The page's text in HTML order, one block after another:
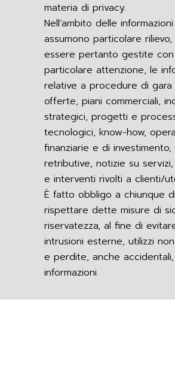
materia di privacy.
Nell’ambito delle
assumono particolare
essere pertanto gestite con
particolare attenzione, le
relative a procedure di gara
offerte, piani commerciali,
strategici, progetti e
tecnologici, know-how,
finanziarie e di
retributive, notizie su
e interventi rivolti a clienti/
È fatto obbligo a chiunque di
rispettare dette misure di
riservatezza, al fine di
intrusioni esterne, utilizzi
e perdite, anche
informazioni.